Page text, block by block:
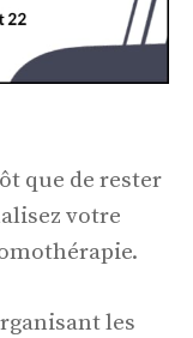
que de rester
votre
les